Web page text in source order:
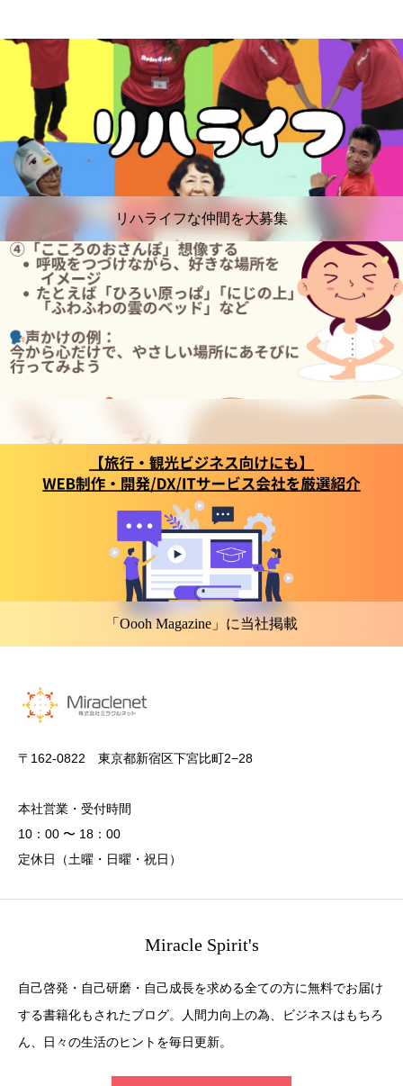
リハライフな仲間を大募集
「Oooh Magazine」に当社掲載
〒162-0822 東京都新宿区下宮比町2−28
本社営業・受付時間
10：00 〜 18：00
定休日（土曜・日曜・祝日）
Miracle Spirit's
自己啓発・自己研磨・自己成長を求める全ての方に無料でお届け
する書籍化もされたブログ。人間力向上の為、ビジネスはもちろ
ん、日々の生活のヒントを毎日更新。